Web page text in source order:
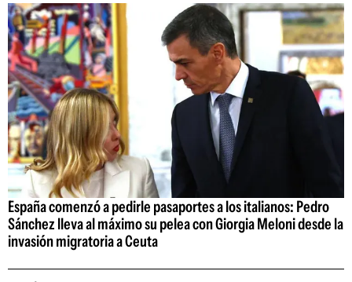
España comenzó a pedirle pasaportes a los italianos: Pedro
Sánchez lleva al máximo su pelea con Giorgia Meloni desde la
invasión migratoria a Ceuta